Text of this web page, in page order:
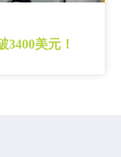
美元！